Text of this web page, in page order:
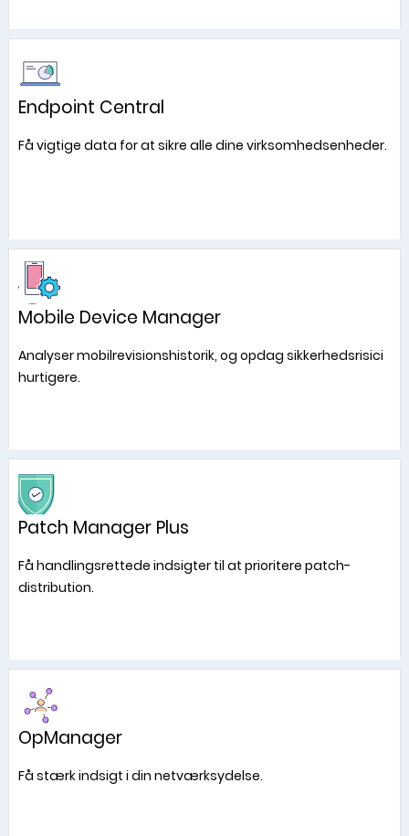
Endpoint Central
Få vigtige data for at sikre alle dine virksomhedsenheder.
Mobile Device Manager
Analyser mobilrevisionshistorik, og opdag sikkerhedsrisici
hurtigere.
Patch Manager Plus
Få handlingsrettede indsigter til at prioritere patch-
distribution.
OpManager
Få stærk indsigt i din netværksydelse.